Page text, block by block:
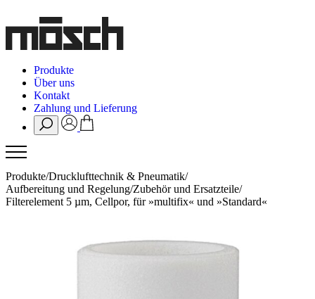
Produkte
Über uns
Kontakt
Zahlung und Lieferung
Produkte/Drucklufttechnik & Pneumatik/
Aufbereitung und Regelung/Zubehör und Ersatzteile/
Filterelement 5 µm, Cellpor, für »multifix« und »Standard«